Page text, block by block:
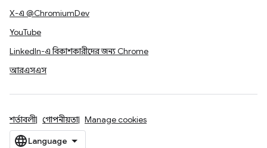
X-এ @ChromiumDev
YouTube
LinkedIn-এ বিকাশকারীদের জন্য Chrome
আরএসএস
শর্তাবলী গোপনীয়তা Manage cookies